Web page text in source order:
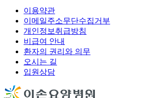
이용약관
이메일주소무단수집거부
개인정보취급방침
비급여 안내
환자의 권리와 의무
오시는 길
입원상담